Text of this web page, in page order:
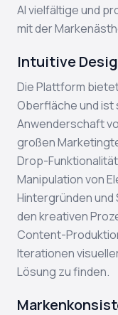
AI vielfältige und
mit der
Intuitive
Die Plattform
Oberfläche und ist
Anwenderschaft
großen
Drop-
Manipulation von
Hintergründen
den kreativen
Content-
Iterationen
Lösung zu finden.